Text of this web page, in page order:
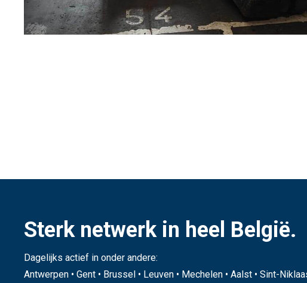
Sterk netwerk in heel België.
Dagelijks actief in onder andere:
Antwerpen • Gent • Brussel • Leuven • Mechelen • Aalst • Sint-